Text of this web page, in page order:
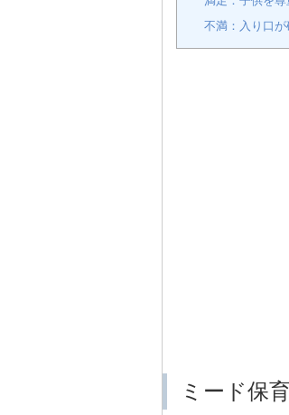
不満：入り口が
ミード保